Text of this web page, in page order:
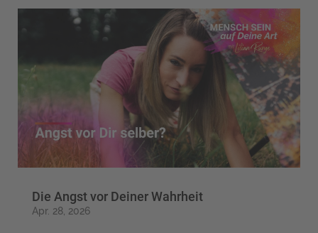
Die Angst vor Deiner Wahrheit
Apr. 28, 2026